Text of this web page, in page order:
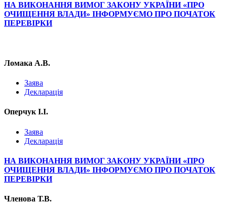
НА ВИКОНАННЯ ВИМОГ ЗАКОНУ УКРАЇНИ «ПРО
ОЧИЩЕННЯ ВЛАДИ» ІНФОРМУЄМО ПРО ПОЧАТОК
ПЕРЕВІРКИ
Ломака А.В.
Заява
Декларація
Оперчук І.І.
Заява
Декларація
НА ВИКОНАННЯ ВИМОГ ЗАКОНУ УКРАЇНИ «ПРО
ОЧИЩЕННЯ ВЛАДИ» ІНФОРМУЄМО ПРО ПОЧАТОК
ПЕРЕВІРКИ
Членова Т.В.